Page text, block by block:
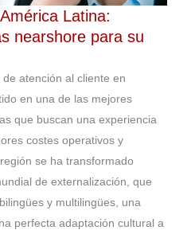
Latina:
nearshore para su
atención al cliente en
en una de las mejores
que buscan una experiencia
costes operativos y
se ha transformado
de externalización, que
y multilingües, una
perfecta adaptación cultural a